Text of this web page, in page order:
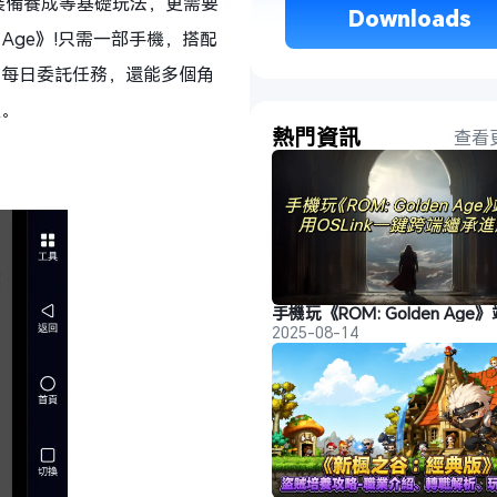
》!只需一部手機，搭配
日委託任務，還能多個角
Downloads
熱門資訊 查看
2025-08-14